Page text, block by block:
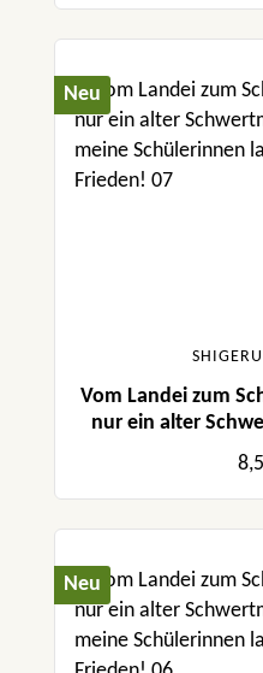
Neu
Vom Landei zum
nur ein alter
aber meine
in
Neu